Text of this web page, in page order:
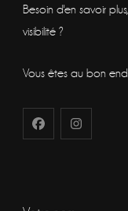
Besoin d'en savoir
visibilité ?
Vous êtes au bon